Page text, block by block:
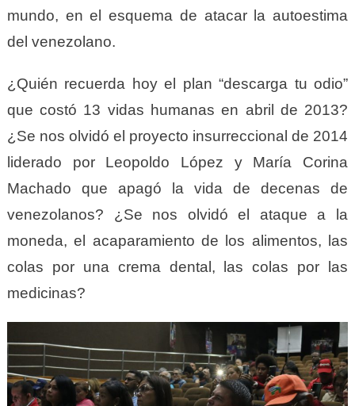
mundo, en el esquema de atacar la autoestima
del venezolano.
¿Quién recuerda hoy el plan “descarga tu odio”
que costó 13 vidas humanas en abril de 2013?
¿Se nos olvidó el proyecto insurreccional de 2014
liderado por Leopoldo López y María Corina
Machado que apagó la vida de decenas de
venezolanos? ¿Se nos olvidó el ataque a la
moneda, el acaparamiento de los alimentos, las
colas por una crema dental, las colas por las
medicinas?